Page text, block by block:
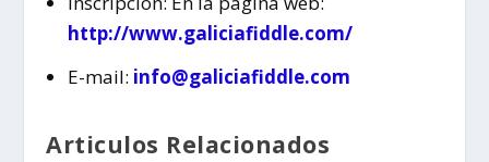
http://www.galiciafiddle.com/
E-mail: info@galiciafiddle.com
Articulos Relacionados